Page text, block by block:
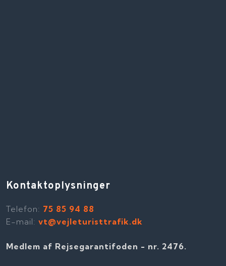
Kontaktoplysninger
Telefon​: 75 85 94 88
E-mail:vt@vejleturisttrafik.dk
Medlem af Rejsegarantifoden - nr. 2476​​.